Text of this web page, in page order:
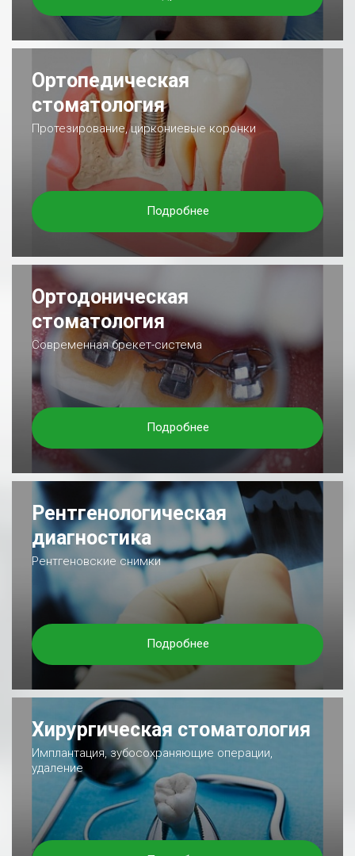
Ортопедическая
стоматология
Протезирование, циркониевые коронки
Подробнее
Ортодоническая
стоматология
Современная брекет-система
Подробнее
Рентгенологическая
диагностика
Рентгеновские снимки
Подробнее
Хирургическая стоматология
Имплантация, зубосохраняющие операции,
удаление